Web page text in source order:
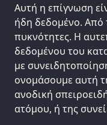
Αυτή η επίγνωση
ήδη δεδομένο. Από
πυκνότητες. Η
δεδομένου του
με
ονομάσουμε αυτή
ανοδική
ατόμου, ή της